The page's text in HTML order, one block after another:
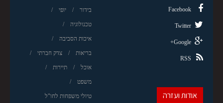
בידור יופי
טכנולוגיה
איכות הסביבה
בריאות צדק חברתי
אוכל תיירות
משפט
טיולי משפחות לחו"ל
Facebook
Twitter
Google+
RSS
אודות ועזרה